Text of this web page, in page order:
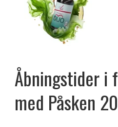
Åbningstider i
med Påsken